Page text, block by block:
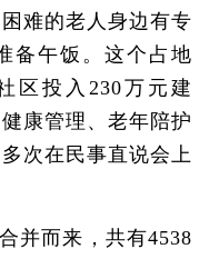
难的老人身边有专
备午饭。这个占地
区投入230万元建
康管理、老年陪护
次在民事直说会上
并而来，共有4538